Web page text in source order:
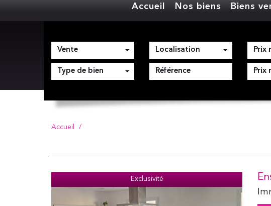
Accueil Nos biens Biens
Vente
Type de bien
Localisation
Accueil
Exclusivité